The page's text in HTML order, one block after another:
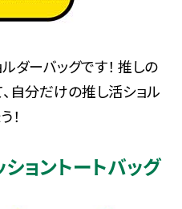
ダーバッグです！ 推しの
自分だけの推し活ショル
！
ショントートバッグ